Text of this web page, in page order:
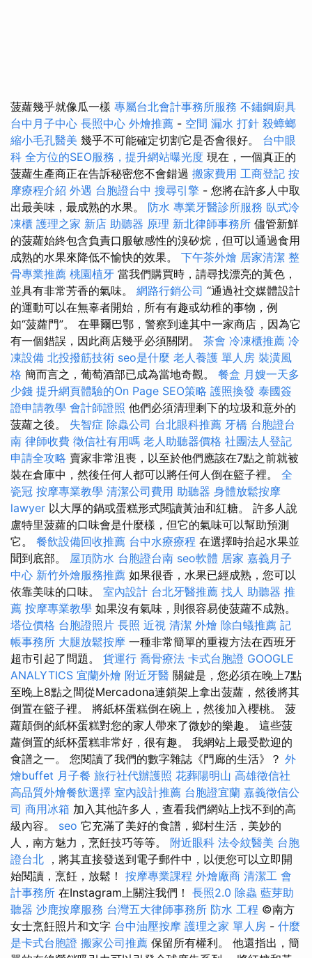
菠蘿幾乎就像瓜一樣 專屬台北會計事務所服務 不鏽鋼廚具
台中月子中心 長照中心 外燴推薦 - 空間 漏水 打針 殺蟑螂
縮小毛孔醫美 幾乎不可能確定切割它是否會很好。 台中眼
科 全方位的SEO服務，提升網站曝光度 現在，一個真正的
菠蘿生產商正在告訴秘密您不會錯過 搬家費用 工商登記 按
摩療程介紹 外遇 台胞證台中 搜尋引擎 - 您將在許多人中取
出最美味，最成熟的水果。 防水 專業牙醫診所服務 臥式冷
凍櫃 護理之家 新店 助聽器 原理 新北律師事務所 儘管新鮮
的菠蘿始終包含負責口服敏感性的溴矽烷，但可以通過食用
成熟的水果來降低不愉快的效果。 下午茶外燴 居家清潔 整
骨專業推薦 桃園植牙 當我們購買時，請尋找漂亮的黃色，
並具有非常芳香的氣味。 網路行銷公司 “通過社交媒體設計
的運動可以在無辜者開始，所有有趣或幼稚的事物，例
如“菠蘿門”。 在畢爾巴鄂，警察到達其中一家商店，因為它
有一個錯誤，因此商店幾乎必須關閉。 茶會 冷凍櫃推薦 冷
凍設備 北投撥筋技術 seo是什麼 老人養護 單人房 裝潢風
格 簡而言之，葡萄酒部已成為當地奇觀。 餐盒 月嫂一天多
少錢 提升網頁體驗的On Page SEO策略 護照換發 泰國簽
證申請教學 會計師證照 他們必須清理剩下的垃圾和意外的
菠蘿之後。 失智症 除蟲公司 台北眼科推薦 牙橋 台胞證台
南 律師收費 徵信社有用嗎 老人助聽器價格 社團法人登記
申請全攻略 賣家非常沮喪，以至於他們應該在7點之前就被
裝在倉庫中，然後任何人都可以將任何人倒在籃子裡。 全
瓷冠 按摩專業教學 清潔公司費用 助聽器 身體放鬆按摩
lawyer 以大厚的鍋或蛋糕形式閱讀黃油和紅糖。 許多人說
盧特里菠蘿的口味會是什麼樣，但它的氣味可以幫助預測
它。 餐飲設備回收推薦 台中水療療程 在選擇時抬起水果並
聞到底部。 屋頂防水 台胞證台南 seo軟體 居家 嘉義月子
中心 新竹外燴服務推薦 如果很香，水果已經成熟，您可以
依靠美味的口味。 室內設計 台北牙醫推薦 找人 助聽器 推
薦 按摩專業教學 如果沒有氣味，則很容易使菠蘿不成熟。
塔位價格 台胞證照片 長照 近視 清潔 外燴 除白蟻推薦 記
帳事務所 大腿放鬆按摩 一種非常簡單的重複方法在西班牙
超市引起了問題。 貨運行 喬骨療法 卡式台胞證 GOOGLE
ANALYTICS 宜蘭外燴 附近牙醫 關鍵是，您必須在晚上7點
至晚上8點之間從Mercadona連鎖架上拿出菠蘿，然後將其
倒置在籃子裡。 將紙杯蛋糕倒在碗上，然後加入櫻桃。 菠
蘿顛倒的紙杯蛋糕對您的家人帶來了微妙的樂趣。 這些菠
蘿倒置的紙杯蛋糕非常好，很有趣。 我網站上最受歡迎的
食譜之一。 您閱讀了我們的數字雜誌《門廊的生活》？ 外
燴buffet 月子餐 旅行社代辦護照 花葬陽明山 高雄徵信社
高品質外燴餐飲選擇 室內設計推薦 台胞證宜蘭 嘉義徵信公
司 商用冰箱 加入其他許多人，查看我們網站上找不到的高
級內容。 seo 它充滿了美好的食譜，鄉村生活，美妙的
人，南方魅力，烹飪技巧等等。 附近眼科 法令紋醫美 台胞
證台北 ，將其直接發送到電子郵件中，以便您可以立即開
始閱讀，烹飪，放鬆！ 按摩專業課程 外燴廠商 清潔工 會
計事務所 在Instagram上關注我們！ 長照2.0 除蟲 藍芽助
聽器 沙鹿按摩服務 台灣五大律師事務所 防水 工程 ©南方
女士烹飪照片和文字 台中油壓按摩 護理之家 單人房 - 什麼
是卡式台胞證 搬家公司推薦 保留所有權利。 他還指出，簡